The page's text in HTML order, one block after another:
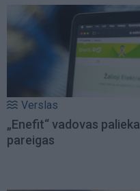
Verslas
„Enefit“ vadovas palieka
pareigas